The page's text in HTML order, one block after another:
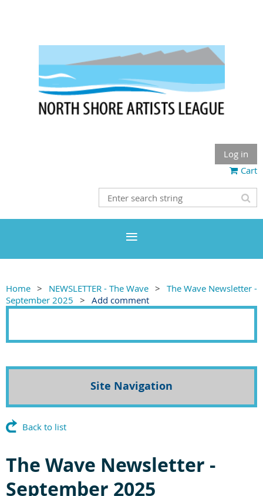
Log in
Cart
Home NEWSLETTER - The Wave
The Wave Newsletter -
September 2025
Add comment
Site Navigation
Back to list
The Wave Newsletter -
September 2025